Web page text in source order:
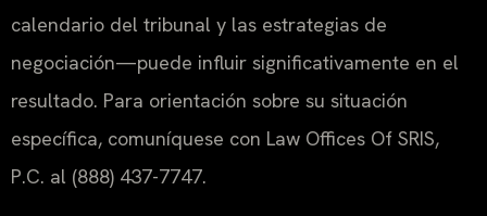
calendario del tribunal y las estrategias de
negociación—puede influir significativamente en el
resultado. Para orientación sobre su situación
específica, comuníquese con Law Offices Of SRIS,
P.C. al (888) 437-7747.